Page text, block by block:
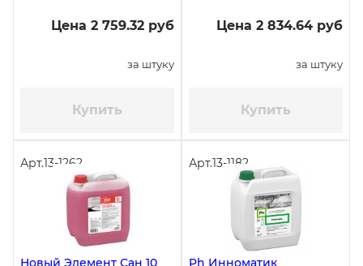
Цена 2 759.32 руб
за штуку
Купить
Цена 2 834.64 руб
за штуку
Купить
Арт.13-1262
Новый Элемент Сан 10
Арт.13-1182
Ph Инноматик